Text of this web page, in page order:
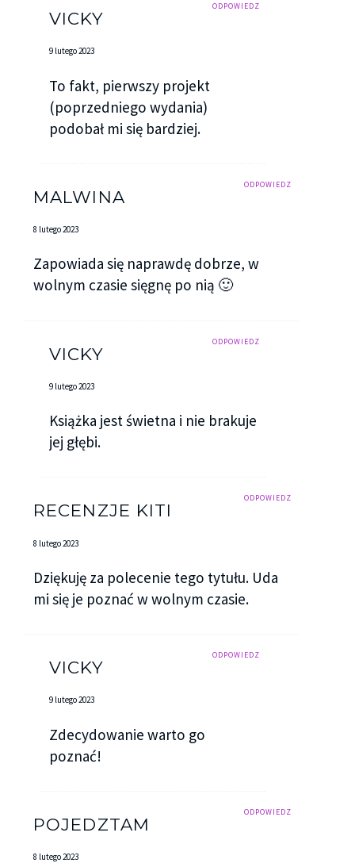
ODPOWIEDZ
VICKY
9 lutego 2023
To fakt, pierwszy projekt
(poprzedniego wydania)
podobał mi się bardziej.
ODPOWIEDZ
MALWINA
8 lutego 2023
Zapowiada się naprawdę dobrze, w
wolnym czasie sięgnę po nią 🙂
ODPOWIEDZ
VICKY
9 lutego 2023
Książka jest świetna i nie brakuje
jej głębi.
ODPOWIEDZ
RECENZJE KITI
8 lutego 2023
Dziękuję za polecenie tego tytułu. Uda
mi się je poznać w wolnym czasie.
ODPOWIEDZ
VICKY
9 lutego 2023
Zdecydowanie warto go
poznać!
ODPOWIEDZ
POJEDZTAM
8 lutego 2023